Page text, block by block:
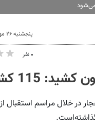
می‌شود
پنجشنبه ۲۶ مهر ۱۳۸۶ - ۱۹:۰۳
۰ نفر
115 کشته
در خلال مراسم استقبال